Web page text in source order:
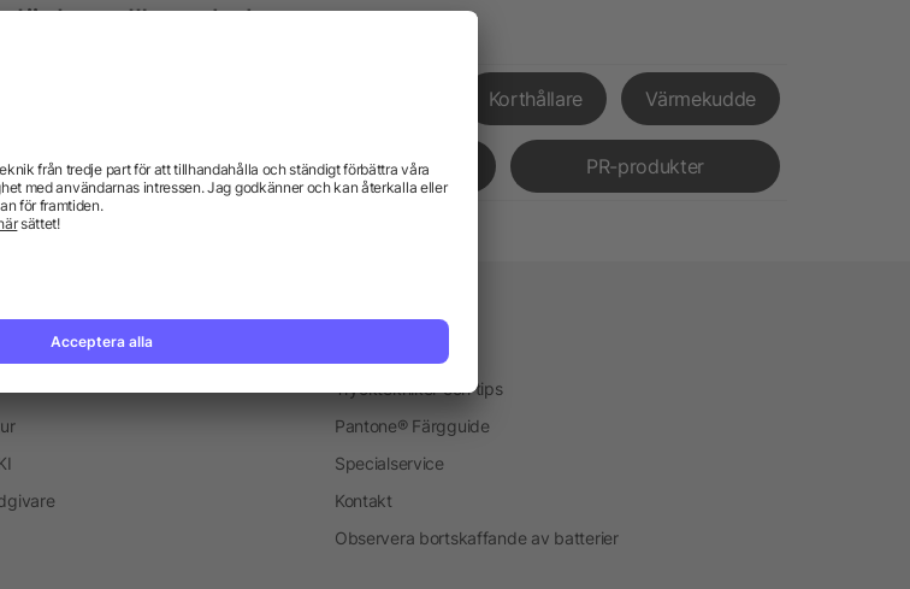
hos allbranded
Korthållare Värmekudde
Slazenger Expressleverans PR-produkter
Blogg
Trycktekniker och tips
Pantone® Färgguide
Specialservice
Kontakt
Observera bortskaffande av batterier